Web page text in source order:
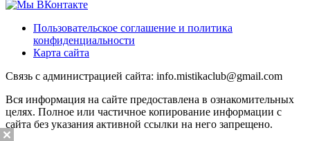
Пользовательское соглашение и политика
конфиденциальности
Карта сайта
Связь с администрацией сайта: info.mistikaclub@gmail.com
Вся информация на сайте предоставлена в ознакомительных
целях. Полное или частичное копирование информации с
сайта без указания активной ссылки на него запрещено.